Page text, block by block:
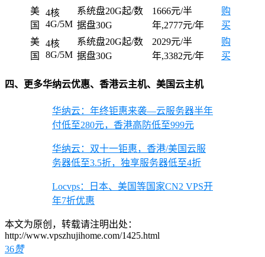
美
国
4核
4G/5M
系统盘20G起/数
据盘30G
1666元/半
年,2777元/年
购
买
美
国
4核
8G/5M
系统盘20G起/数
据盘30G
2029元/半
年,3382元/年
购
买
四、更多华纳云优惠、香港云主机、美国云主机
华纳云：年终钜惠来袭—云服务器半年
付低至280元，香港高防低至999元
华纳云：双十一钜惠，香港/美国云服
务器低至3.5折，独享服务器低至4折
Locvps：日本、美国等国家CN2 VPS开
年7折优惠
本文为原创，转载请注明出处：
http://www.vpszhujihome.com/1425.html
36赞